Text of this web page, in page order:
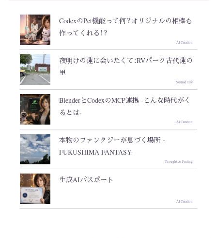
CodexのPet機能って何？オリジナルの相棒も
作ってくれる！？
AI Creation
夜明けの蓮に会いたくて：RVパーク古代蓮の
里
Nomad Life
BlenderとCodexのMCP連携 -こんな時代がく
るとは-
AI Creation
本物のファンタジーが息づく場所 -
FUKUSHIMA FANTASY-
Thought & Feeling
生成AIパスポート
AI Creation